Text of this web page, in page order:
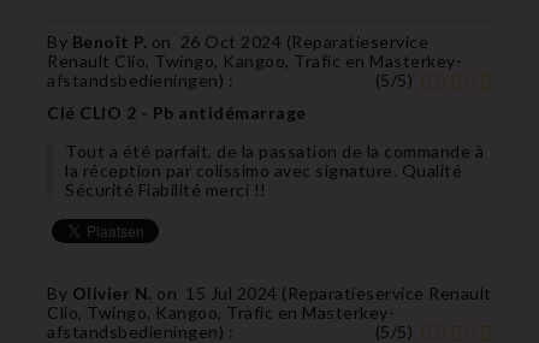
By Benoît P. on 26 Oct 2024 (Reparatieservice
Renault Clio, Twingo, Kangoo, Trafic en Masterkey-
afstandsbedieningen) : (5/5)
Clé CLIO 2 - Pb antidémarrage
Tout a été parfait, de la passation de la commande à
la réception par colissimo avec signature. Qualité
Sécurité Fiabilité merci !!
By Olivier N. on 15 Jul 2024 ( Reparatieservice Renault
Clio, Twingo, Kangoo, Trafic en Masterkey-
afstandsbedieningen) : (5/5)